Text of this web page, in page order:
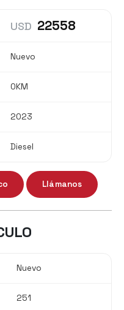
USD 22558
Nuevo
0KM
2023
Diesel
Llámanos
Nuevo
251